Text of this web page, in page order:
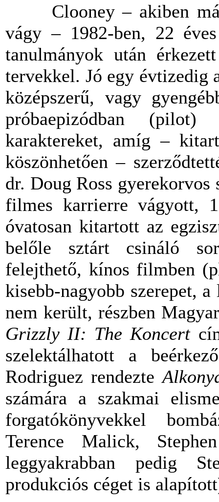
Clooney – akiben
vágy – 1982-ben, 22 éves
tanulmányok után érkezett
tervekkel. Jó egy évtizedig
középszerű, vagy
próbaepizódban
karaktereket, amíg –
köszönhetően –
dr. Doug Ross
filmes karrierre vágyott,
óvatosan kitartott az
belőle sztárt csináló
felejthető, kínos filmben
kisebb-nagyobb szerepet, a
nem került, részben
Grizzly II: TheKoncert
szelektálhatott a
Rodriguez rendezte
számára a szakmai
forgatókönyvekkel
Terence Malick,
leggyakrabban pedig
produkciós céget is